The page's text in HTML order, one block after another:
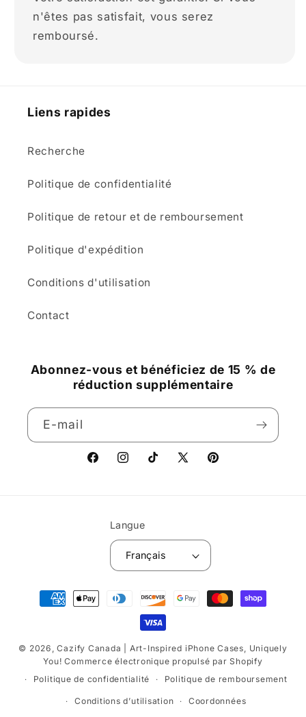
n'êtes pas satisfait, vous serez
remboursé.
Liens rapides
Recherche
Politique de confidentialité
Politique de retour et de remboursement
Politique d'expédition
Conditions d'utilisation
Contact
Abonnez-vous et bénéficiez de 15 % de
réduction supplémentaire
E-mail
FacebookInstagramTikTokX
Pinterest
Langue
Français
Moyens
de
© 2026,Cazify Canada | Art-Inspired iPhone Cases, Uniquely
You! Commerce électronique propulsé par Shopify
Politique de confidentialité
Politique de remboursement
Conditions d’utilisation Coordonnées